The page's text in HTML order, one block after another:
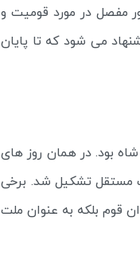
مفصل در مورد قومیت و
می شود که تا پایان
بود. در همان روز های
مستقل تشکیل شد. برخی
قوم بلکه به عنوان ملت